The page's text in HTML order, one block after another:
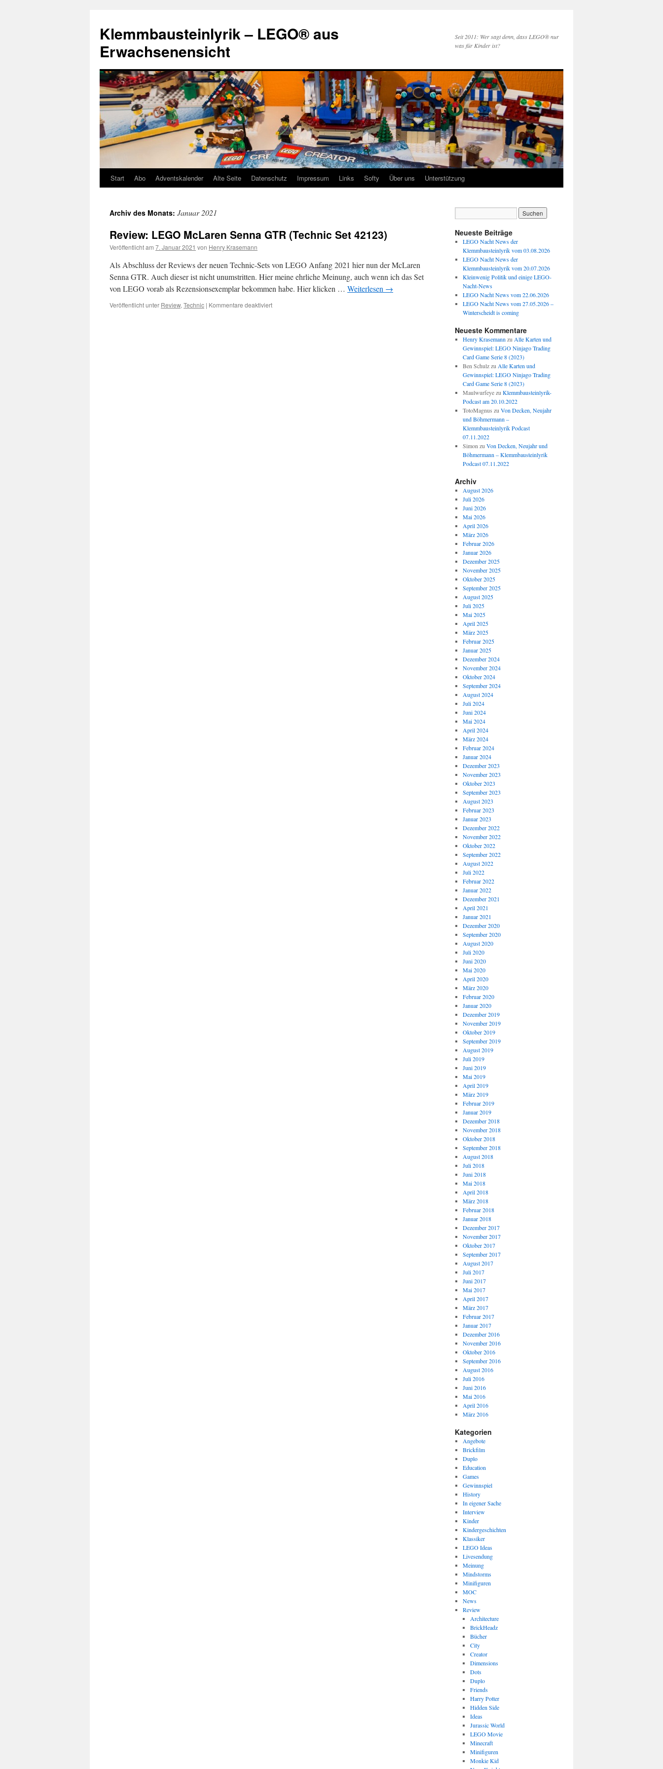
springen
Klemmbausteinlyrik – LEGO® aus
Erwachsenensicht
Seit 2011: Wer sagt denn, dass LEGO® nur
was für Kinder ist?
Start Abo Adventskalender Alte Seite Datenschutz Impressum Links Softy Über uns Unterstützung
Archiv des Monats: Januar 2021
Review: LEGO McLaren Senna GTR (Technic Set 42123)
Veröffentlicht am 7. Januar 2021 von Henry Krasemann
Als Abschluss der Reviews der neuen Technic-Sets von LEGO Anfang 2021 hier nun der McLaren
Senna GTR. Auch dieser ist nicht unumstritten. Hier meine ehrliche Meinung, auch wenn ich das Set
von LEGO vorab als Rezensionsexemplar bekommen habe. Hier klicken … Weiterlesen →
Veröffentlicht unter Review, Technic | Kommentare deaktiviertfür
Neueste Beiträge
LEGO Nacht News der
Klemmbausteinlyrik vom 03.08.2026
LEGO Nacht News der
Klemmbausteinlyrik vom 20.07.2026
Kleinwenig Politik und einige LEGO-
Nacht-News
LEGO Nacht News vom 22.06.2026
LEGO Nacht News vom 27.05.2026 –
Winterscheidt is coming
Neueste Kommentare
Henry Krasemann zu Alle Karten und
Gewinnspiel: LEGO Ninjago Trading
Card Game Serie 8 (2023)
Ben Schulzzu Alle Karten und
Gewinnspiel: LEGO Ninjago Trading
Card Game Serie 8 (2023)
Maulwurfeyezu Klemmbausteinlyrik-
Podcast am 20.10.2022
TotoMagnus zu Von Decken, Neujahr
und Böhmermann –
Klemmbausteinlyrik Podcast
07.11.2022
Simon zu Von Decken, Neujahr und
Böhmermann – Klemmbausteinlyrik
Podcast 07.11.2022
Archiv
August 2026
Juli 2026
Juni 2026
Mai 2026
April 2026
März 2026
Februar 2026
Januar 2026
Dezember 2025
November 2025
Oktober 2025
September 2025
August 2025
Juli 2025
Mai 2025
April 2025
März 2025
Februar 2025
Januar 2025
Dezember 2024
November 2024
Oktober 2024
September 2024
August 2024
Juli 2024
Juni 2024
Mai 2024
April 2024
März 2024
Februar 2024
Januar 2024
Dezember 2023
November 2023
Oktober 2023
September 2023
August 2023
Februar 2023
Januar 2023
Dezember 2022
November 2022
Oktober 2022
September 2022
August 2022
Juli 2022
Februar 2022
Januar 2022
Dezember 2021
April 2021
Januar 2021
Dezember 2020
September 2020
August 2020
Juli 2020
Juni 2020
Mai 2020
April 2020
März 2020
Februar 2020
Januar 2020
Dezember 2019
November 2019
Oktober 2019
September 2019
August 2019
Juli 2019
Juni 2019
Mai 2019
April 2019
März 2019
Februar 2019
Januar 2019
Dezember 2018
November 2018
Oktober 2018
September 2018
August 2018
Juli 2018
Juni 2018
Mai 2018
April 2018
März 2018
Februar 2018
Januar 2018
Dezember 2017
November 2017
Oktober 2017
September 2017
August 2017
Juli 2017
Juni 2017
Mai 2017
April 2017
März 2017
Februar 2017
Januar 2017
Dezember 2016
November 2016
Oktober 2016
September 2016
August 2016
Juli 2016
Juni 2016
Mai 2016
April 2016
März 2016
Kategorien
Angebote
Brickfilm
Duplo
Education
Games
Gewinnspiel
History
In eigener Sache
Interview
Kinder
Kindergeschichten
Klassiker
LEGO Ideas
Livesendung
Meinung
Mindstorms
Minifiguren
MOC
News
Review
Architecture
BrickHeadz
Bücher
City
Creator
Dimensions
Dots
Duplo
Friends
Harry Potter
Hidden Side
Ideas
Jurassic World
LEGO Movie
Minecraft
Minifiguren
Monkie Kid